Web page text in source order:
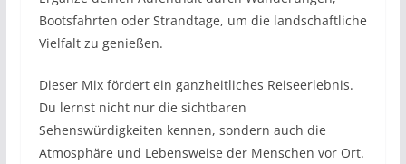
Bootsfahrten oder Strandtage, um die landschaftliche
Vielfalt zu genießen.
Dieser Mix fördert ein ganzheitliches Reiseerlebnis.
Du lernst nicht nur die sichtbaren
Sehenswürdigkeiten kennen, sondern auch die
Atmosphäre und Lebensweise der Menschen vor Ort.